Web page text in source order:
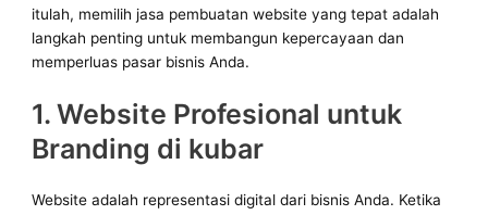
itulah, memilih jasa pembuatan website yang tepat adalah
langkah penting untuk membangun kepercayaan dan
memperluas pasar bisnis Anda.
1. Website Profesional untuk
Branding di kubar
Website adalah representasi digital dari bisnis Anda. Ketika